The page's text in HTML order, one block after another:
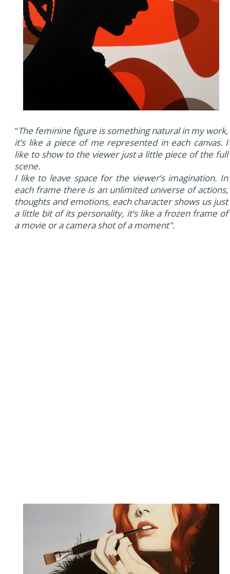
"The feminine figure is something natural in my work,
it’s like a piece of me represented in each canvas. I
like to show to the viewer just a little piece of the full
scene.
I like to leave space for the viewer’s imagination. In
each frame there is an unlimited universe of actions,
thoughts and emotions, each character shows us just
a little bit of its personality, it’s like a frozen frame of
a movie or a camera shot of a moment".